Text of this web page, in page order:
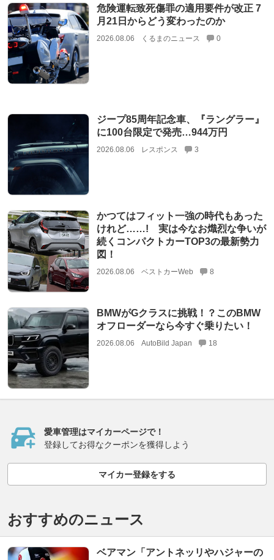
危険運転致死傷罪の適用要件が改正 7
月21日からどう変わったのか
2026.08.06 くるまのニュース 0
ジープ85周年記念車、『ラングラー』
に100台限定で発売…944万円
2026.08.06 レスポンス 3
かつてはフィット一強の時代もあった
けれど……! 実は今なお熾烈な争いが
続くコンパクトカーTOP3の最新勢力
図！
2026.08.06 ベストカーWeb 8
BMWがGクラスに挑戦！？このBMW
オフローダーなら今すぐ乗りたい！
2026.08.06 AutoBild Japan 18
愛車管理はマイカーページで！
登録してお得なクーポンを獲得しよう
マイカー登録をする
おすすめのニュース
ベアマン「アントネッリやハジャーの